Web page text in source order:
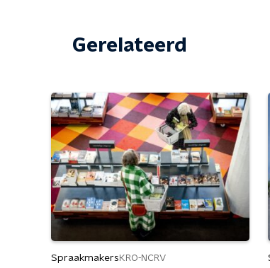
Gerelateerd
Spraakmakers KRO-NCRV